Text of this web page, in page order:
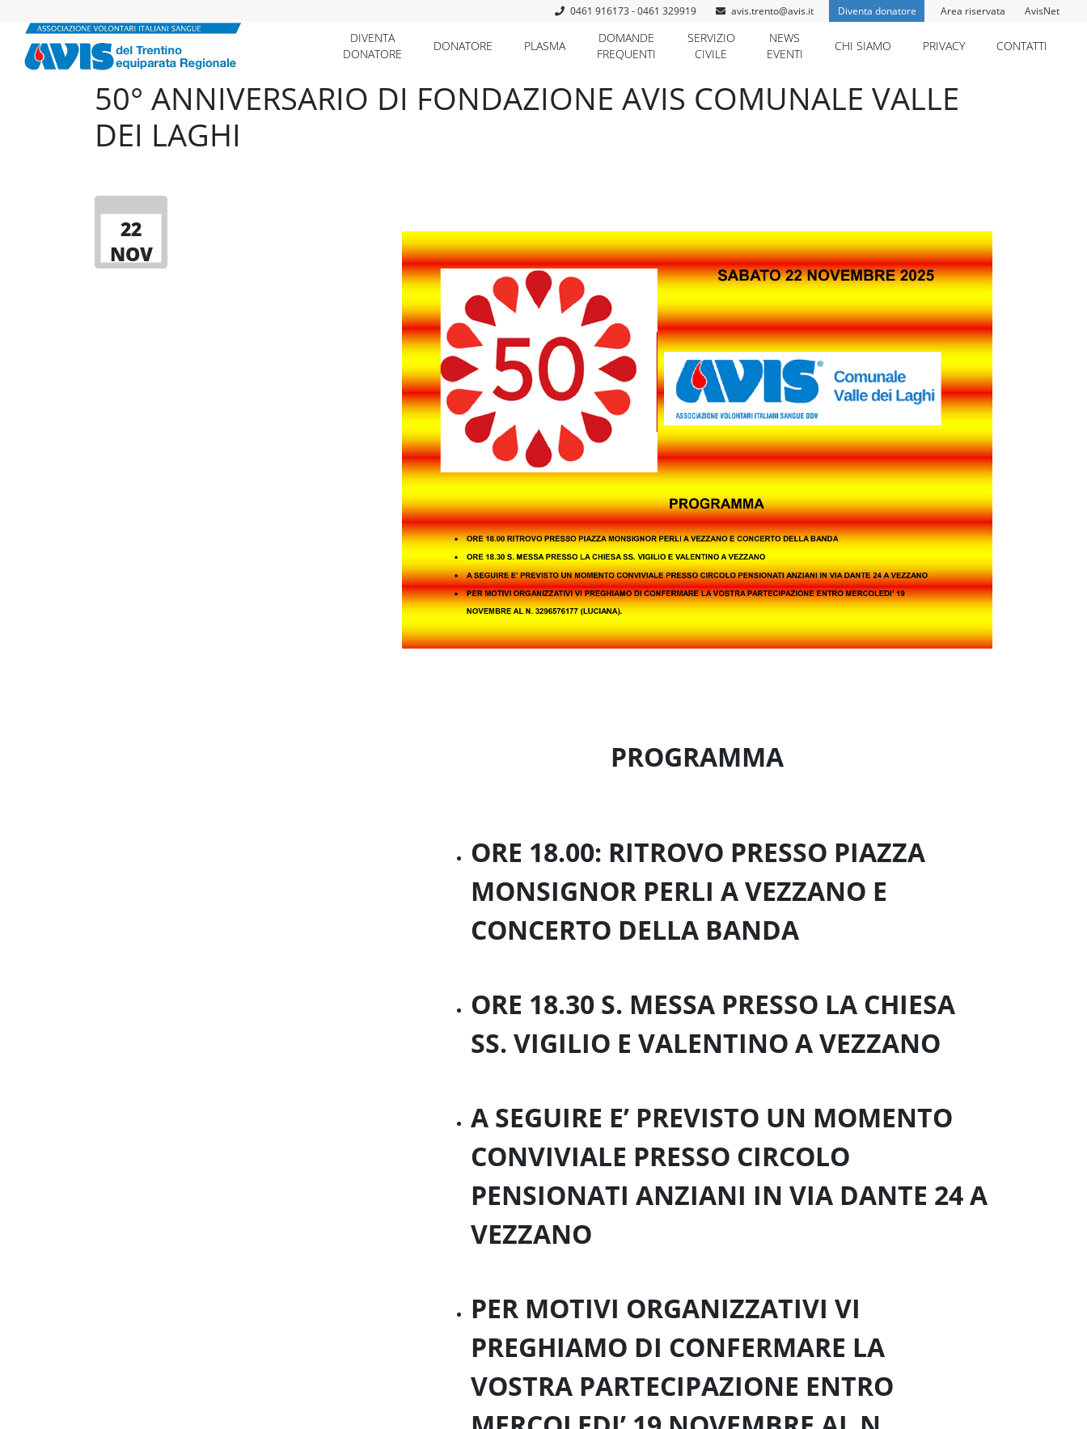
Skip
content
0461 916173 - 0461 329919 avis.trento@avis.it Diventa donatore Area riservata AvisNet
DIVENTA
DONATORE
DONATORE PLASMA
DOMANDE
FREQUENTI
SERVIZIO
CIVILE
NEWS
EVENTI
CHI SIAMO PRIVACY CONTATTI
50° ANNIVERSARIO DI FONDAZIONE AVIS COMUNALE VALLE
DEI LAGHI
22
NOV
PROGRAMMA
ORE 18.00: RITROVO PRESSO PIAZZA
MONSIGNOR PERLI A VEZZANO E
CONCERTO DELLA BANDA
ORE 18.30 S. MESSA PRESSO LA CHIESA
SS. VIGILIO E VALENTINO A VEZZANO
A SEGUIRE E’ PREVISTO UN MOMENTO
CONVIVIALE PRESSO CIRCOLO
PENSIONATI ANZIANI IN VIA DANTE 24 A
VEZZANO
PER MOTIVI ORGANIZZATIVI VI
PREGHIAMO DI CONFERMARE LA
VOSTRA PARTECIPAZIONE ENTRO